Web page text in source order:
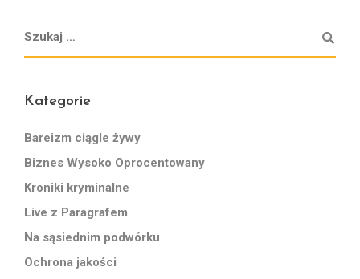
Kategorie
Bareizm ciągle żywy
Biznes Wysoko Oprocentowany
Kroniki kryminalne
Live z Paragrafem
Na sąsiednim podwórku
Ochrona jakości